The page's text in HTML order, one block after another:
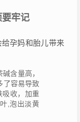
牢记
孕妈和胎儿带来
含量高，
了容易导致
吸收，加重
,泡出淡黄